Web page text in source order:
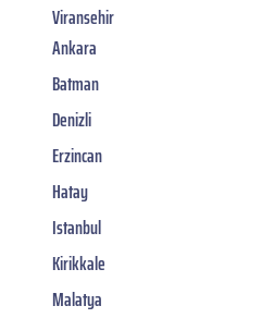
Viransehir
Ankara
Batman
Denizli
Erzincan
Hatay
Istanbul
Kirikkale
Malatya